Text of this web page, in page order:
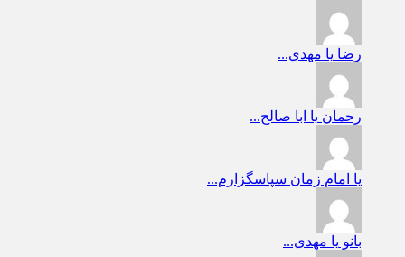
رضا یا مهدی...
رحمان یا ابا صالح...
یا امام زمان سپاسگزارم...
بانو یا مهدی...